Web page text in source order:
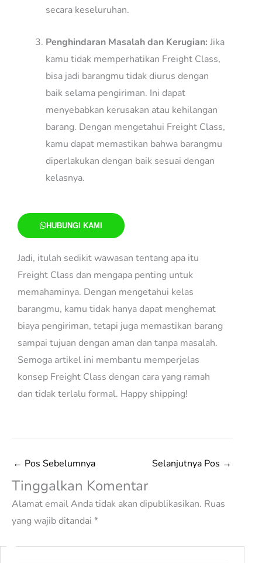
secara keseluruhan.
Penghindaran Masalah dan Kerugian: Jika
kamu tidak memperhatikan Freight Class,
bisa jadi barangmu tidak diurus dengan
baik selama pengiriman. Ini dapat
menyebabkan kerusakan atau kehilangan
barang. Dengan mengetahui Freight Class,
kamu dapat memastikan bahwa barangmu
diperlakukan dengan baik sesuai dengan
kelasnya.
HUBUNGI KAMI
Jadi, itulah sedikit wawasan tentang apa itu
Freight Class dan mengapa penting untuk
memahaminya. Dengan mengetahui kelas
barangmu, kamu tidak hanya dapat menghemat
biaya pengiriman, tetapi juga memastikan barang
sampai tujuan dengan aman dan tanpa masalah.
Semoga artikel ini membantu memperjelas
konsep Freight Class dengan cara yang ramah
dan tidak terlalu formal. Happy shipping!
← Pos Sebelumnya Selanjutnya Pos →
Tinggalkan Komentar
Alamat email Anda tidak akan dipublikasikan. Ruas
yang wajib ditandai *